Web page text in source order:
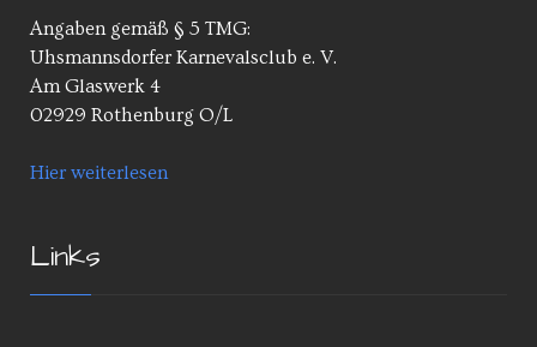
Angaben gemäß § 5 TMG:
Uhsmannsdorfer Karnevalsclub e. V.
Am Glaswerk 4
02929 Rothenburg O/L
Hier weiterlesen
Links